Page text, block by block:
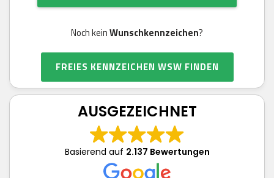
Noch keinWunschkennzeichen?
FREIES KENNZEICHEN WSW FINDEN
AUSGEZEICHNET
Basierend auf 2.137 Bewertungen